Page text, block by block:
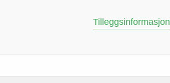
Tilleggsinformasjon